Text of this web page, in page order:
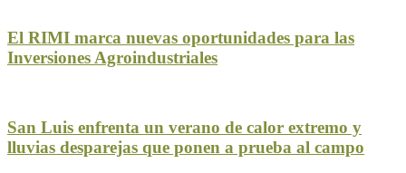
El RIMI marca nuevas oportunidades para las
Inversiones Agroindustriales
San Luis enfrenta un verano de calor extremo y
lluvias desparejas que ponen a prueba al campo